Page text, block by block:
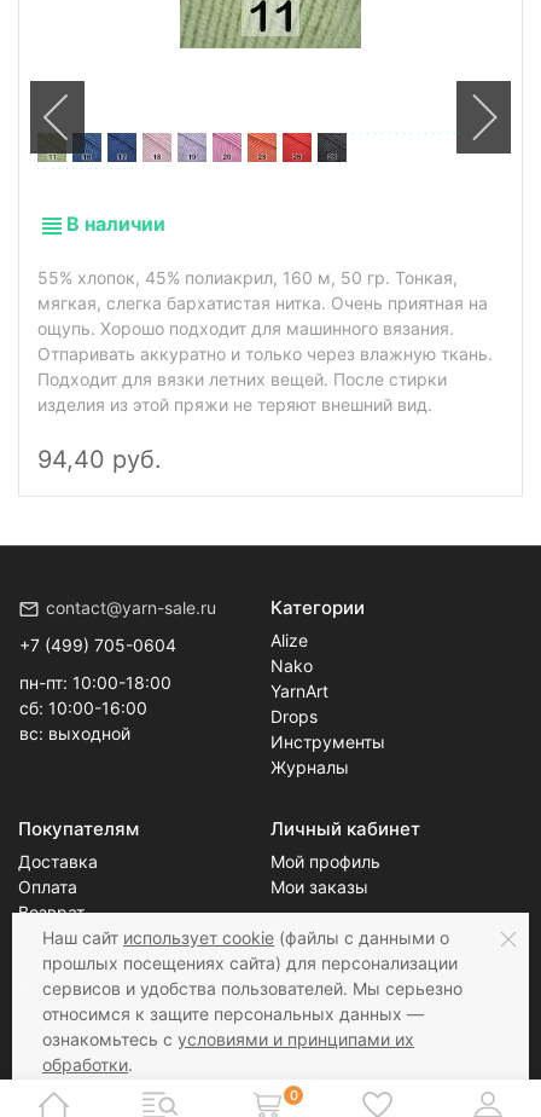
В наличии
55% хлопок, 45% полиакрил, 160 м, 50 гр. Тонкая,
мягкая, слегка бархатистая нитка. Очень приятная на
ощупь. Хорошо подходит для машинного вязания.
Отпаривать аккуратно и только через влажную ткань.
Подходит для вязки летних вещей. После стирки
изделия из этой пряжи не теряют внешний вид.
94,40 руб.
contact@yarn-sale.ru
+7 (499) 705-0604
пн-пт: 10:00-18:00
сб: 10:00-16:00
вс: выходной
Категории
Alize
Nako
YarnArt
Drops
Инструменты
Журналы
Покупателям
Доставка
Оплата
Возврат
О нас
Скидки
Контакты
Личный кабинет
Мой профиль
Мои заказы
Блог
Новости
Статьи
Принимаем к оплате
Наш сайт использует cookie (файлы с данными о
прошлых посещениях сайта) для персонализации
сервисов и удобства пользователей. Мы серьезно
относимся к защите персональных данных —
ознакомьтесь с условиями и принципами их
обработки.
Вы можете запретить сохранение cookie в
0